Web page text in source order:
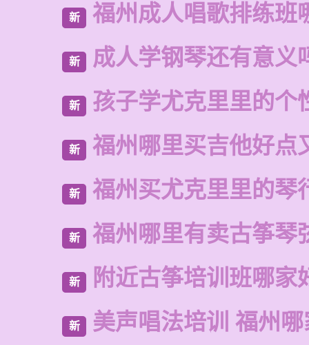
新 福州成人唱歌排练班
新 成人学钢琴还有意义
新 孩子学尤克里里的个
新 福州哪里买吉他好点
新 福州买尤克里里的琴
新 福州哪里有卖古筝琴
新 附近古筝培训班哪家
新 美声唱法培训 福州